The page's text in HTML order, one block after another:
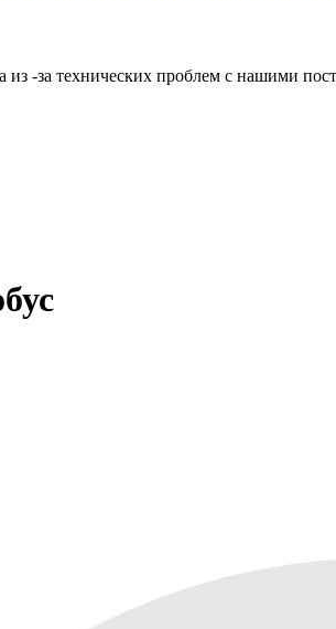
из -за технических проблем с нашими